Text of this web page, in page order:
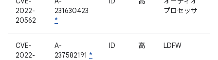
2022-
20562
231630423
*
プロセッサ
CVE-
2022-
A-
237582191 *
ID 高 LDFW